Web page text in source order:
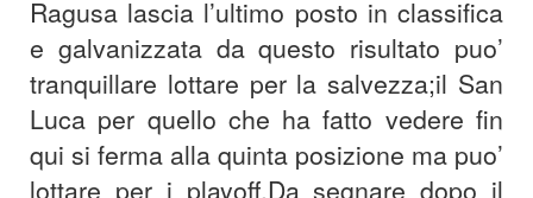
Ragusa lascia l’ultimo posto in classifica
e galvanizzata da questo risultato puo’
tranquillare lottare per la salvezza;il San
Luca per quello che ha fatto vedere fin
qui si ferma alla quinta posizione ma puo’
lottare per i playoff.Da segnare dopo il